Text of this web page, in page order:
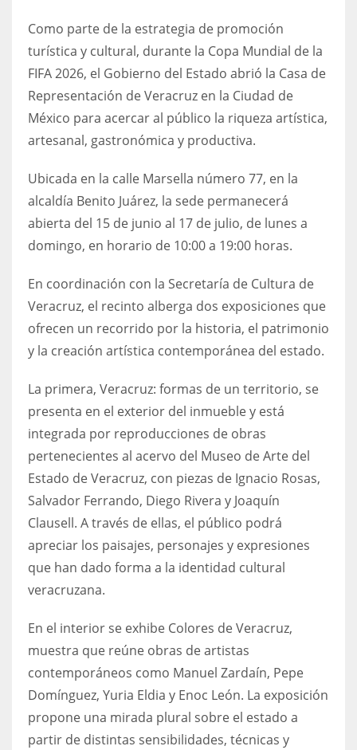
Como parte de la estrategia de promoción
turística y cultural, durante la Copa Mundial de la
FIFA 2026, el Gobierno del Estado abrió la Casa de
Representación de Veracruz en la Ciudad de
México para acercar al público la riqueza artística,
artesanal, gastronómica y productiva.
Ubicada en la calle Marsella número 77, en la
alcaldía Benito Juárez, la sede permanecerá
abierta del 15 de junio al 17 de julio, de lunes a
domingo, en horario de 10:00 a 19:00 horas.
En coordinación con la Secretaría de Cultura de
Veracruz, el recinto alberga dos exposiciones que
ofrecen un recorrido por la historia, el patrimonio
y la creación artística contemporánea del estado.
La primera, Veracruz: formas de un territorio, se
presenta en el exterior del inmueble y está
integrada por reproducciones de obras
pertenecientes al acervo del Museo de Arte del
Estado de Veracruz, con piezas de Ignacio Rosas,
Salvador Ferrando, Diego Rivera y Joaquín
Clausell. A través de ellas, el público podrá
apreciar los paisajes, personajes y expresiones
que han dado forma a la identidad cultural
veracruzana.
En el interior se exhibe Colores de Veracruz,
muestra que reúne obras de artistas
contemporáneos como Manuel Zardaín, Pepe
Domínguez, Yuria Eldia y Enoc León. La exposición
propone una mirada plural sobre el estado a
partir de distintas sensibilidades, técnicas y